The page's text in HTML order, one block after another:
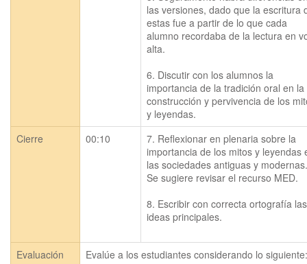
las versiones, dado que la escritura
estas fue a partir de lo que cada
alumno recordaba de la lectura en
alta.
6. Discutir con los alumnos la
importancia de la tradición oral en la
construcción y pervivencia de los
Cierre
00:10
7. Reflexionar en plenaria sobre la
importancia de los mitos y leyendas
las sociedades antiguas y modernas.
Se sugiere revisar el recurso MED.
8. Escribir con correcta ortografía las
ideas principales.
Evaluación
Evalúe a los estudiantes considerando lo siguiente: